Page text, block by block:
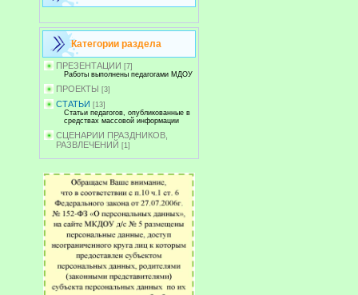
Категории раздела
ПРЕЗЕНТАЦИИ [7]
Работы выполнены педагогами МДОУ
ПРОЕКТЫ [3]
СТАТЬИ [13]
Статьи педагогов, опубликованные в
средствах массовой информации
СЦЕНАРИИ ПРАЗДНИКОВ,
РАЗВЛЕЧЕНИЙ [1]